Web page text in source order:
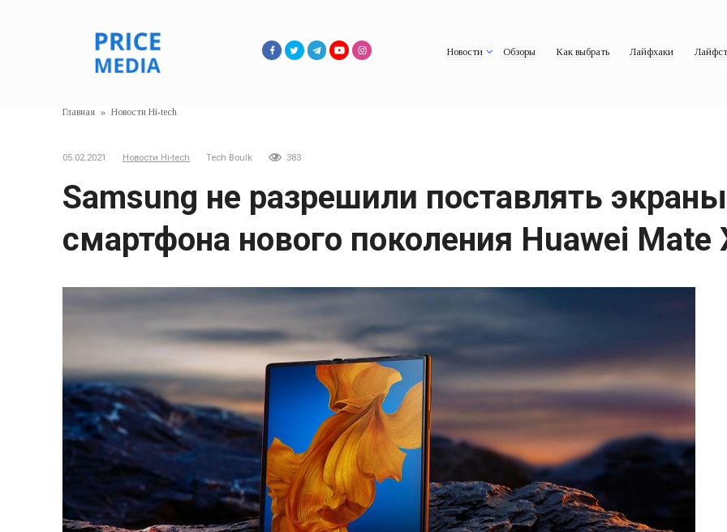
Новости Обзоры Как выбрать Лайфхаки
Главная » Новости Hi-tech
05.02.2021 Новости Hi-tech Tech Boulk 383
Samsung не разрешили поставлять
смартфона нового поколения Huawei Mate